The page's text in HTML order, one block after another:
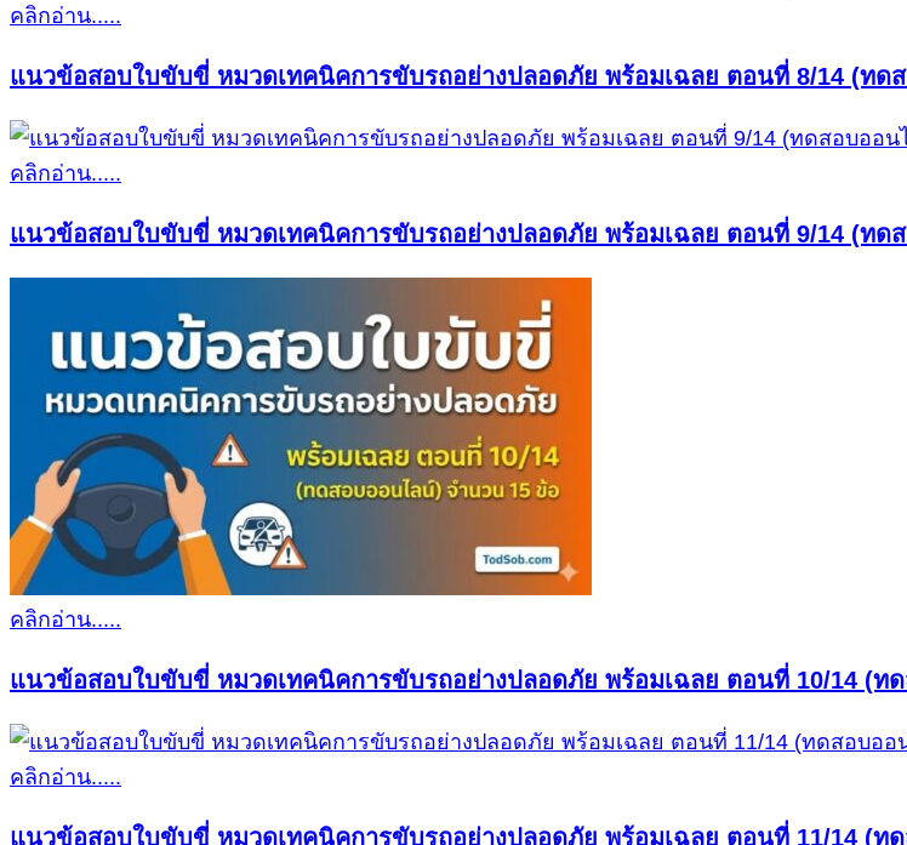
คลิกอ่าน.....
แนวข้อสอบใบขับขี่ หมวดเทคนิคการขับรถอย่างปลอดภัย พร้อมเฉลย ตอนที่ 8/14 (ทด
คลิกอ่าน.....
แนวข้อสอบใบขับขี่ หมวดเทคนิคการขับรถอย่างปลอดภัย พร้อมเฉลย ตอนที่ 9/14 (ทด
คลิกอ่าน.....
แนวข้อสอบใบขับขี่ หมวดเทคนิคการขับรถอย่างปลอดภัย พร้อมเฉลย ตอนที่ 10/14 (ท
คลิกอ่าน.....
แนวข้อสอบใบขับขี่ หมวดเทคนิคการขับรถอย่างปลอดภัย พร้อมเฉลย ตอนที่ 11/14 (ท